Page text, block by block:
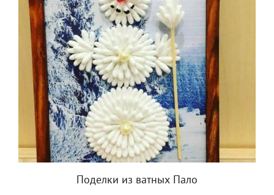
Поделки из ватных Пало